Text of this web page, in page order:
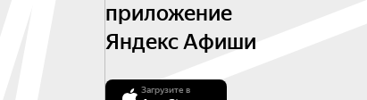
приложение
Яндекс Афиши
Загрузите в